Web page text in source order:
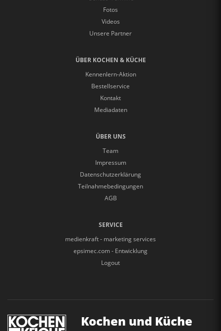
Fotos
Videos
Unsere Partner
ÜBER KOCHEN & KÜCHE
Kennenlern-Aktion
Bestellservice
Kontakt
Mediadaten
ÜBER UNS
Team
Impressum
Datenschutzerklärung
Teilnahmebedingungen
AGB
SERVICE
medienkraft - marketing services
epsimec.com - Entwicklung
Logout
Kochen und Küche